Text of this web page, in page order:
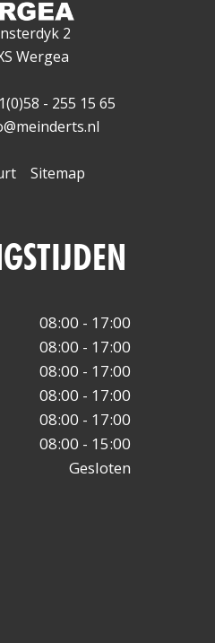
2
Wergea
- 255 15 65
Sitemap
08:00 - 17:00
08:00 - 17:00
08:00 - 17:00
08:00 - 17:00
08:00 - 17:00
08:00 - 15:00
Gesloten